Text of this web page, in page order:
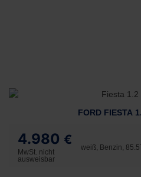
FORD FIESTA
4.980 €
MwSt. nicht
ausweisbar
weiß, Benzin,